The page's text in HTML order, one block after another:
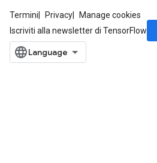
Termini Privacy
Manage cookies
Iscriviti alla newsletter di TensorFlow